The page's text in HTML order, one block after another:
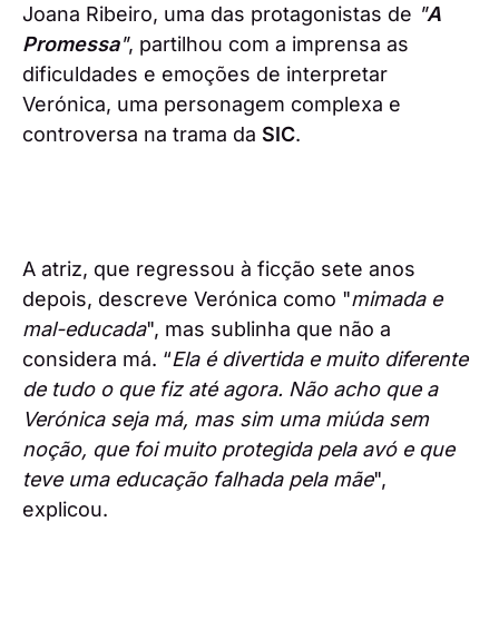
Joana Ribeiro, uma das protagonistas de "A
Promessa", partilhou com a imprensa as
dificuldades e emoções de interpretar
Verónica, uma personagem complexa e
controversa na trama da SIC.
A atriz, que regressou à ficção sete anos
depois, descreve Verónica como "mimada e
mal-educada", mas sublinha que não a
considera má. “Ela é divertida e muito diferente
de tudo o que fiz até agora. Não acho que a
Verónica seja má, mas sim uma miúda sem
noção, que foi muito protegida pela avó e que
teve uma educação falhada pela mãe",
explicou.